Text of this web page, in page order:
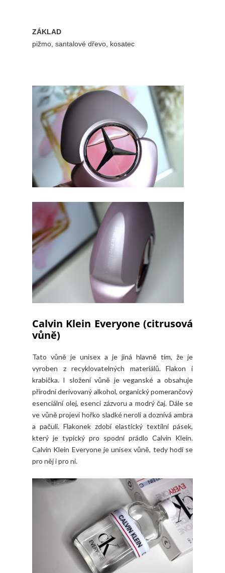
ZÁKLAD
pižmo, santalové dřevo, kosatec
Calvin Klein Everyone (citrusová
vůně)
Tato vůně je unisex a je jiná hlavně tím, že je
vyroben z recyklovatelných materiálů. Flakon i
krabička. I složení vůně je veganské a obsahuje
přírodní derivovaný alkohol, organický pomerančový
esenciální olej, esenci zázvoru a modrý čaj. Dále se
ve vůně projeví hořko sladké neroli a doznívá ambra
a pačuli. Flakonek zdobí elastický textilní pásek,
který je typický pro spodní prádlo Calvin Klein.
Calvin Klein Everyone je unisex vůně, tedy hodí se
pro něj i pro ni.